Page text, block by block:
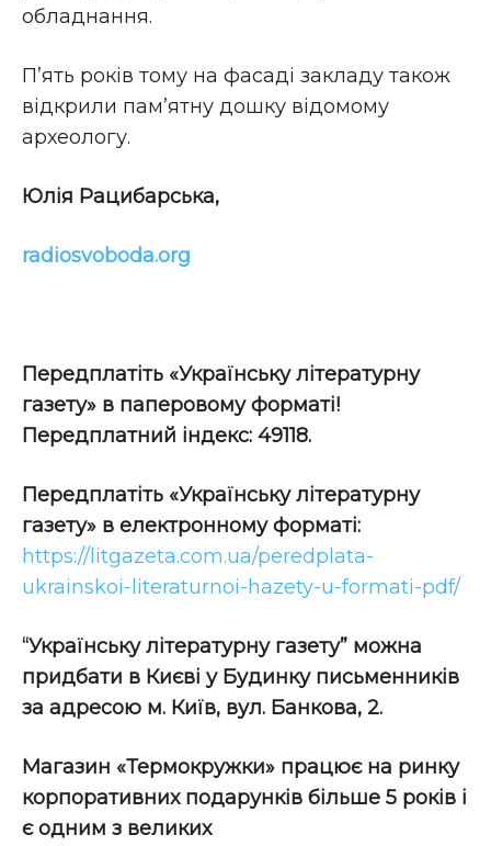
обладнання.
П’ять років тому на фасаді закладу також
відкрили пам’ятну дошку відомому
археологу.
Юлія Рацибарська,
radiosvoboda.org
Передплатіть «Українську літературну
газету» в паперовому форматі!
Передплатний індекс: 49118.
Передплатіть «Українську літературну
газету» в електронному форматі:
https://litgazeta.com.ua/peredplata-
ukrainskoi-literaturnoi-hazety-u-formati-pdf/
“Українську літературну газету” можна
придбати в Києві у Будинку письменників
за адресою м. Київ, вул. Банкова, 2.
Магазин «Термокружки» працює на ринку
корпоративних подарунків більше 5 років і
є одним з великих